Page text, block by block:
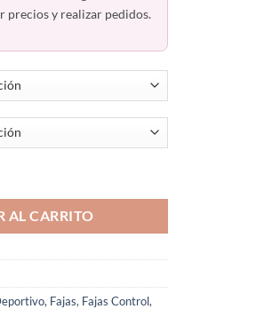
precios y realizar pedidos.
AL CARRITO
, Fajas, Fajas Control,